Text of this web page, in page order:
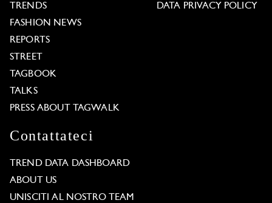
TRENDS
FASHION NEWS
REPORTS
STREET
TAGBOOK
TALKS
PRESS ABOUT TAGWALK
DATA PRIVACY POLICY
Contattateci
TREND DATA DASHBOARD
ABOUT US
UNISCITI AL NOSTRO TEAM